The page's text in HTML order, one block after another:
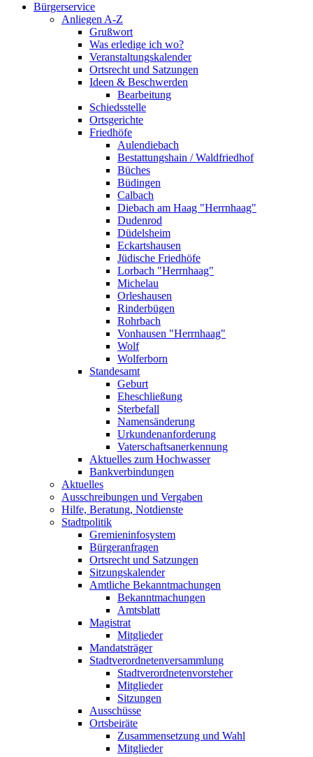
Bürgerservice
Anliegen A-Z
Grußwort
Was erledige ich wo?
Veranstaltungskalender
Ortsrecht und Satzungen
Ideen & Beschwerden
Bearbeitung
Schiedsstelle
Ortsgerichte
Friedhöfe
Aulendiebach
Bestattungshain / Waldfriedhof
Büches
Büdingen
Calbach
Diebach am Haag "Herrnhaag"
Dudenrod
Düdelsheim
Eckartshausen
Jüdische Friedhöfe
Lorbach "Herrnhaag"
Michelau
Orleshausen
Rinderbügen
Rohrbach
Vonhausen "Herrnhaag"
Wolf
Wolferborn
Standesamt
Geburt
Eheschließung
Sterbefall
Namensänderung
Urkundenanforderung
Vaterschaftsanerkennung
Aktuelles zum Hochwasser
Bankverbindungen
Aktuelles
Ausschreibungen und Vergaben
Hilfe, Beratung, Notdienste
Stadtpolitik
Gremieninfosystem
Bürgeranfragen
Ortsrecht und Satzungen
Sitzungskalender
Amtliche Bekanntmachungen
Bekanntmachungen
Amtsblatt
Magistrat
Mitglieder
Mandatsträger
Stadtverordnetenversammlung
Stadtverordnetenvorsteher
Mitglieder
Sitzungen
Ausschüsse
Ortsbeiräte
Zusammensetzung und Wahl
Mitglieder